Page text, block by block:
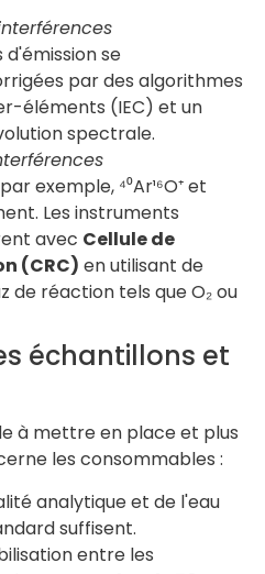
d'émission se
par des algorithmes
éléments (IEC) et un
spectrale.
exemple, ⁴⁰Ar¹⁶O⁺ et
Les instruments
avec Cellule de
(CRC) en utilisant de
de réaction tels que O₂ ou
échantillons et
à mettre en place et plus
les consommables :
analytique et de l'eau
suffisent.
entre les